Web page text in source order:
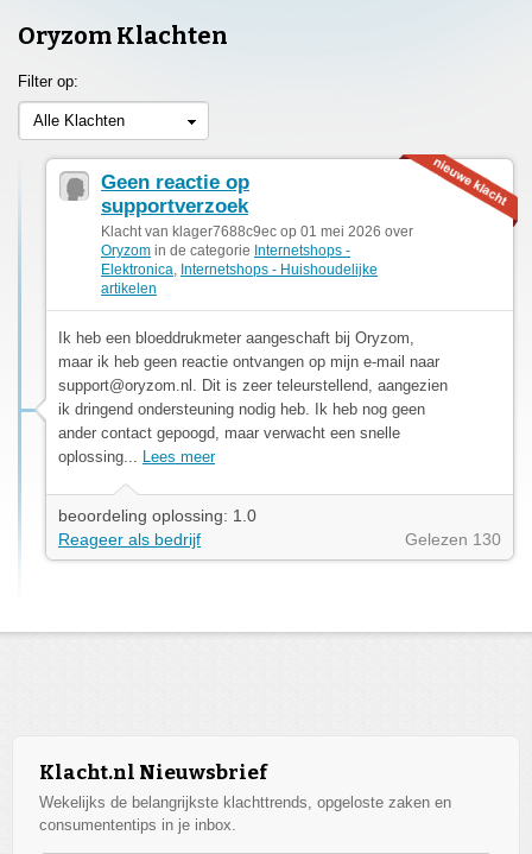
Oryzom Klachten
Filter op:
Alle Klachten
Geen reactie op
supportverzoek
Klacht van klager7688c9ec op 01 mei 2026 over
Oryzom in de categorie Internetshops -
Elektronica Internetshops - Huishoudelijke
artikelen
Ik heb een bloeddrukmeter aangeschaft bij Oryzom,
maar ik heb geen reactie ontvangen op mijn e-mail naar
support@oryzom.nl . Dit is zeer teleurstellend, aangezien
ik dringend ondersteuning nodig heb. Ik heb nog geen
ander contact gepoogd, maar verwacht een snelle
oplossing... Lees meer
beoordeling oplossing: 1.0
Reageer als bedrijf
Gelezen 130
Klacht.nl Nieuwsbrief
Wekelijks de belangrijkste klachttrends, opgeloste zaken en
consumententips in je inbox.